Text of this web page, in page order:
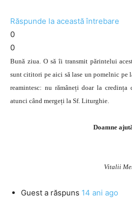
Răspunde la această întrebare
0
0
Bună ziua. O să îi transmit părintelui
sunt cititori pe aici să lase un pomelnic pe
reamintesc: nu rămâneți doar la
atunci când mergeți la Sf. Liturghie.
Doamne
Vitalii
Guest a răspuns 14 ani ago